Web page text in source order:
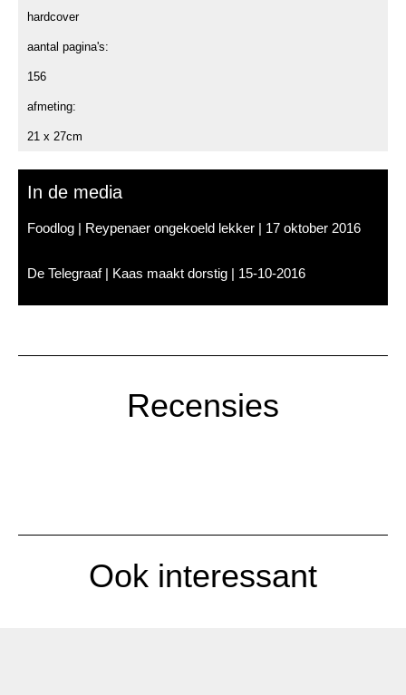
hardcover
aantal pagina's:
156
afmeting:
21 x 27cm
In de media
Foodlog | Reypenaer ongekoeld lekker | 17 oktober 2016
De Telegraaf | Kaas maakt dorstig | 15-10-2016
Recensies
Ook interessant